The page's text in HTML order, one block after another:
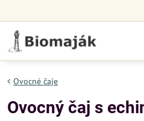
Ovocné čaje
Ovocný čaj s